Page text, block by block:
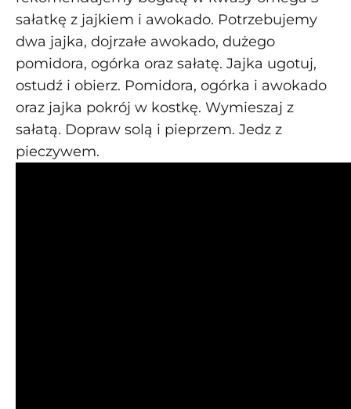
sałatkę z jajkiem i awokado. Potrzebujemy
dwa jajka, dojrzałe awokado, dużego
pomidora, ogórka oraz sałatę. Jajka ugotuj,
ostudź i obierz. Pomidora, ogórka i awokado
oraz jajka pokrój w kostkę. Wymieszaj z
sałatą. Dopraw solą i pieprzem. Jedz z
pieczywem.